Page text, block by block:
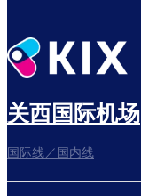
关西国际机场
国际线／国内线